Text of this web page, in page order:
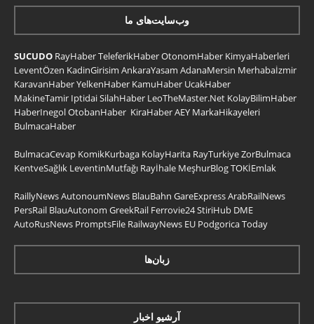
وب‌سایت‌های ما
SUCUDO RayHaberTeleferikHaberOtonomHaber KimyaHaberleri
LeventÖzen KadinGirisim AnkaraYasam AdanaMersin Merhabaİzmir
KaravanHaberYelkenHaber KamuHaber UcakHaber
MakineTamir IptidaiSilahHaber LeoTheMaster.Net KolayBilimHaber
HaberInegolOtobanHaber KiraHaberAEY MarkaHikayeleri
BulmacaHaber
BulmacaCevap KomikKurbaga KolayHarita RayTurkiyeZorBulmaca
KentveSağlık LeventinMutfağı Rayİhale MeşhurBlogTOKİEmlak
RaillyNewsAutonoumNews BlauBahn GareExpressArabRailNews
PersRail BlauAutonom GreekRail Ferrovie24StiriHub DME
AutoRusNews PromptsFile RailwayNews EU Podgorica Today
زبان‌ها
آرشیو اخبار